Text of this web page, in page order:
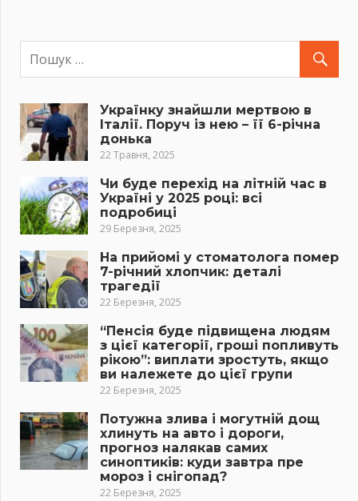
Українку знайшли мертвою в
Італії. Поруч із нею – її 6-річна
донька
22 Травня, 2025
Чи буде перехід на літній час в
Україні у 2025 році: всі
подробиці
29 Березня, 2025
На прийомі у стоматолога помер
7-річний хлопчик: деталі
трагедії
22 Березня, 2025
“Пенсія буде підвищена людям
з цієї категорії, гроші попливуть
рікою”: виплати зростуть, якщо
ви належете до цієї групи
22 Березня, 2025
Потужна злива і могутній дощ
хлинуть на авто і дороги,
прогноз налякав самих
синоптиків: куди завтра пре
мороз і снігопад?
22 Березня, 2025